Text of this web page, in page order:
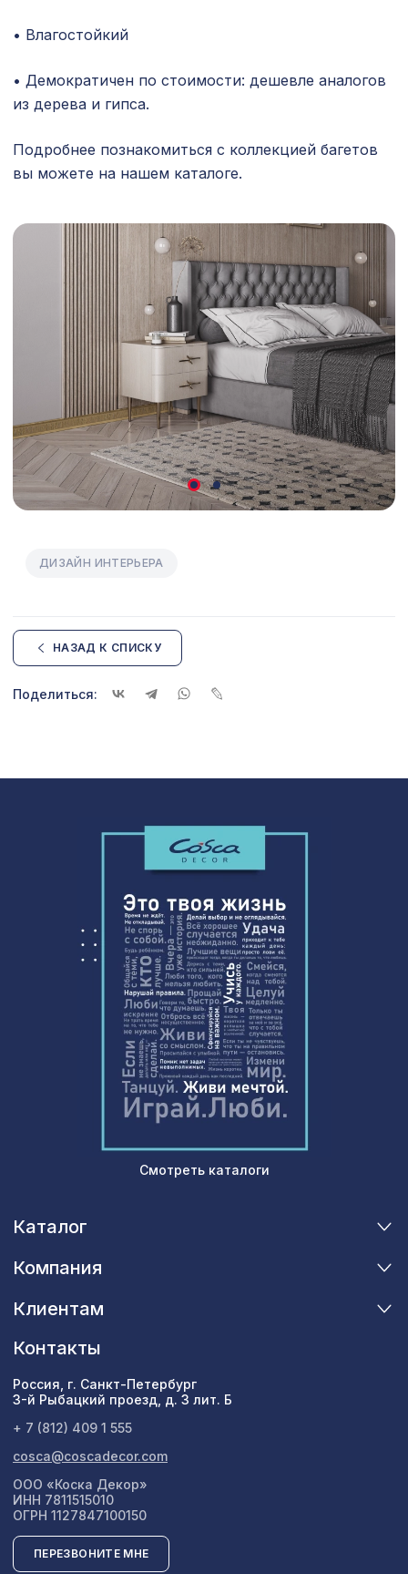
состаренный
Перфорированная панель КВАДРО
Перфорированная потолочная плита
ЭЛЕНИКО, 595х595мм, ХДФ, бук
585 ₽
Натуральные обои Cosca Суматра,
для балки 90х60мм без отделки,
консоль классика
127 ₽
Велюр Беж, обои натуральные,
10х0,91 м
1300 ₽
Перфорированная панель ГОТИКА,
1400х780мм, ХДФ, белая
1629 ₽
Перфорированная панель АБАКО,
2070х930мм, ХДФ, без отделки
3094 ₽
1030х695мм, ХДФ, бук
Плинтус AP28 под покраску, белый, с
мм, МДФ
Воск мягкий "Дуб кремона шампань"
Перфорированная панель ГОТИКА,
2790х1020мм, ХДФ, ольха
• Влагостойкий
• Демократичен по стоимости: дешевле аналогов
из дерева и гипса.
Подробнее познакомиться с коллекцией багетов
вы можете на нашем каталоге.
ДИЗАЙН ИНТЕРЬЕРА
НАЗАД К СПИСКУ
Поделиться:
Смотреть каталоги
Каталог
Компания
Клиентам
Контакты
Россия, г. Санкт-Петербург
3-й Рыбацкий проезд, д. 3 лит. Б
+ 7 (812) 409 1 555
cosca@coscadecor.com
ООО «Коска Декор»
ИНН 7811515010
ОГРН 1127847100150
ПЕРЕЗВОНИТЕ МНЕ